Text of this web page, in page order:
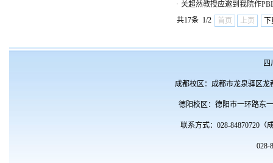
· 关超然教授应邀到我院作
共17条 1/2
首页 上页
四
成都校区：成都市龙泉驿区龙
德阳校区：德阳市一环路东一
联系方式：028-
028-